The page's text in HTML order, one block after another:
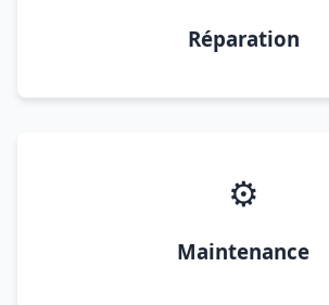
Réparation
⚙️
Maintenance